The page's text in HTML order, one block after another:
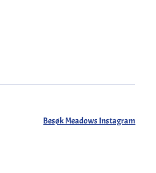
Besøk Meadows Instagram